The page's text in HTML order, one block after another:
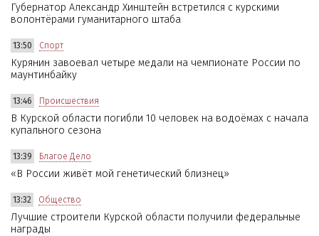
Губернатор Александр Хинштейн встретился с курскими
волонтёрами гуманитарного штаба
13:50 Спорт
Курянин завоевал четыре медали на чемпионате России по
маунтинбайку
13:46 Происшествия
В Курской области погибли 10 человек на водоёмах с начала
купального сезона
13:39 Благое Дело
«В России живёт мой генетический близнец»
13:32 Общество
Лучшие строители Курской области получили федеральные
награды